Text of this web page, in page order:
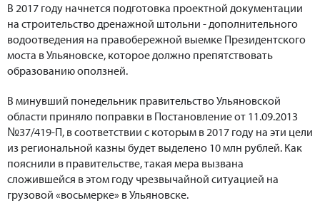
В 2017 году начнется подготовка проектной документации
на строительство дренажной штольни - дополнительного
водоотведения на правобережной выемке Президентского
моста в Ульяновске, которое должно препятствовать
образованию оползней.
В минувший понедельник правительство Ульяновской
области приняло поправки в Постановление от 11.09.2013
№37/419-П, в соответствии с которым в 2017 году на эти цели
из региональной казны будет выделено 10 млн рублей. Как
пояснили в правительстве, такая мера вызвана
сложившейся в этом году чрезвычайной ситуацией на
грузовой «восьмерке» в Ульяновске.